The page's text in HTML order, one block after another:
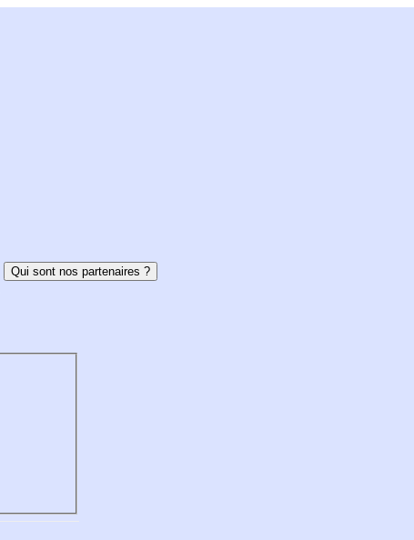
Qui sont nos partenaires ?